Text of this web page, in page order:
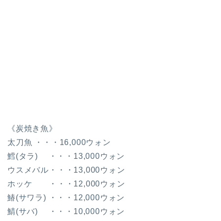
《炭焼き魚》
太刀魚 ・・・16,000ウォン
鱈(タラ) ・・・13,000ウォン
ウスメバル・・・13,000ウォン
ホッケ ・・・12,000ウォン
鰆(サワラ) ・・・12,000ウォン
鯖(サバ) ・・・10,000ウォン